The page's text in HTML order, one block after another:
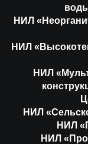
НИЛ
НИЛ
НИЛ
НИЛ
НИЛ
НИЛ